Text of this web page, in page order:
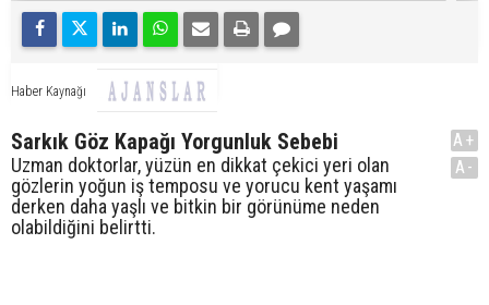
Haber Kaynağı
Sarkık Göz Kapağı Yorgunluk Sebebi
Uzman doktorlar, yüzün en dikkat çekici yeri olan
gözlerin yoğun iş temposu ve yorucu kent yaşamı
derken daha yaşlı ve bitkin bir görünüme neden
olabildiğini belirtti.
A+
A-